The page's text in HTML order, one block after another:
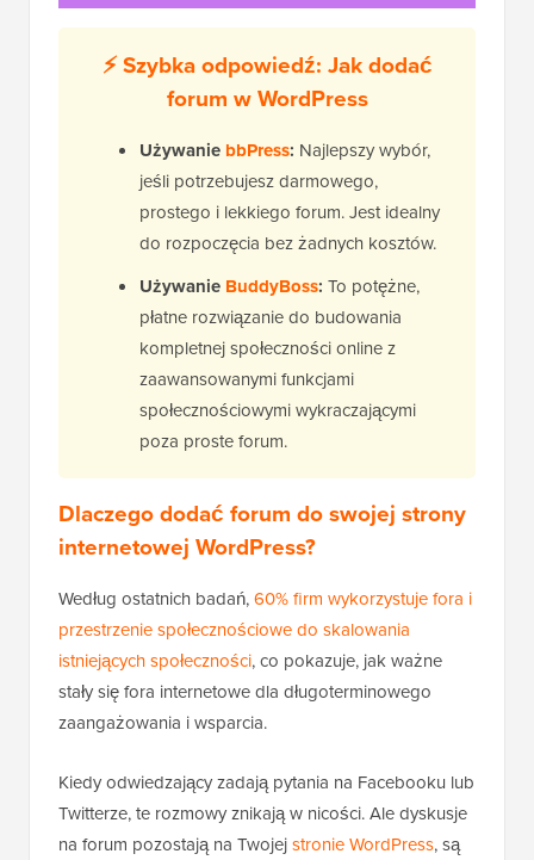
⚡ Szybka odpowiedź: Jak dodać
forum w WordPress
Używanie bbPress: Najlepszy wybór,
jeśli potrzebujesz darmowego,
prostego i lekkiego forum. Jest idealny
do rozpoczęcia bez żadnych kosztów.
Używanie BuddyBoss: To potężne,
płatne rozwiązanie do budowania
kompletnej społeczności online z
zaawansowanymi funkcjami
społecznościowymi wykraczającymi
poza proste forum.
Dlaczego dodać forum do swojej strony
internetowej WordPress?
Według ostatnich badań,60% firm wykorzystuje fora i
przestrzenie społecznościowe do skalowania
istniejących społeczności, co pokazuje, jak ważne
stały się fora internetowe dla długoterminowego
zaangażowania i wsparcia.
Kiedy odwiedzający zadają pytania na Facebooku lub
Twitterze, te rozmowy znikają w nicości. Ale dyskusje
na forum pozostają na Twojejstronie WordPress, są